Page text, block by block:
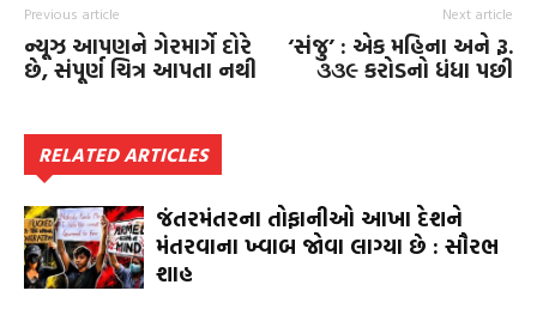
Previous article
ન્યૂઝ આપણને ગેરમાર્ગે દોરે
છે, સંપૂર્ણ ચિત્ર આપતા નથી
Next article
‘સંજુ’ : એક મહિના અને રૂ.
૩૩૯ કરોડનો ધંધા પછી
RELATED ARTICLES
જંતરમંતરના તોફાનીઓ આખા દેશને
મંતરવાના ખ્વાબ જોવા લાગ્યા છે : સૌરભ
શાહ